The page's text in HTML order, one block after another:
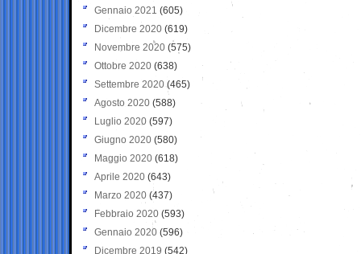
Gennaio 2021 (605)
Dicembre 2020 (619)
Novembre 2020 (575)
Ottobre 2020 (638)
Settembre 2020(465)
Agosto 2020 (588)
Luglio 2020 (597)
Giugno 2020 (580)
Maggio 2020 (618)
Aprile 2020 (643)
Marzo 2020 (437)
Febbraio 2020 (593)
Gennaio 2020 (596)
Dicembre 2019 (542)